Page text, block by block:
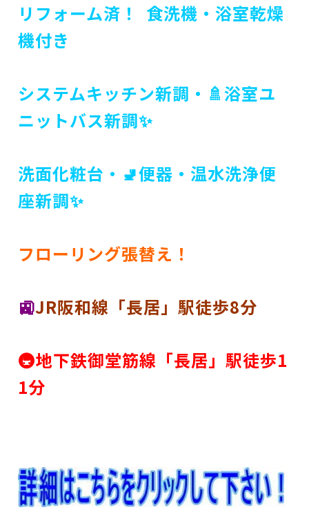
リフォーム済！ 食洗機・浴室乾燥
機付き
システムキッチン新調・ 🚿浴室ユ
ニットバス新調✨
洗面化粧台・ 🚽便器・温水洗浄便
座新調✨
フローリング張替え！
🚉JR阪和線「長居」駅徒歩8分
🚇地下鉄御堂筋線「長居」駅徒歩1
1分